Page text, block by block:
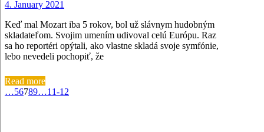
4. January 2021
Keď mal Mozart iba 5 rokov, bol už slávnym hudobným
skladateľom. Svojim umením udivoval celú Európu. Raz
sa ho reportéri opýtali, ako vlastne skladá svoje symfónie,
lebo nevedeli pochopiť, že
Read more
…56789…11-12